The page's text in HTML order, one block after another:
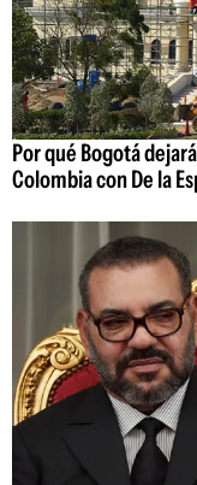
Por qué Bogotá
Colombia con De la